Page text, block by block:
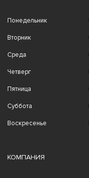
Понедельник
Вторник
Среда
Четверг
Пятница
Суббота
Воскресенье
КОМПАНИЯ